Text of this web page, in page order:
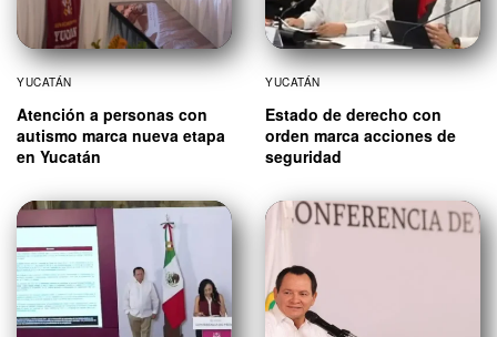
YUCATÁN
Atención a personas con
autismo marca nueva etapa
en Yucatán
YUCATÁN
Estado de derecho con
orden marca acciones de
seguridad